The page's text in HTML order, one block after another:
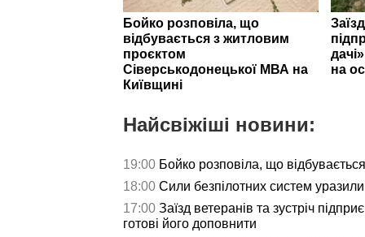
Бойко розповіла, що
відбувається з житловим
проєктом
Сіверськодонецької МВА на
Київщині
на
Найсвіжіші новини:
19:00 Бойко розповіла, що
18:00 Сили безпілотних систем
17:00 Заїзд ветеранів та зустріч
готові його доповнити